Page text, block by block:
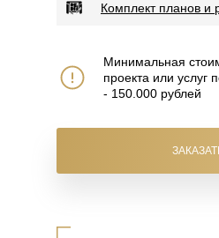
Минимальная
проекта или услуг
- 150.000 рублей
Комплект планов и